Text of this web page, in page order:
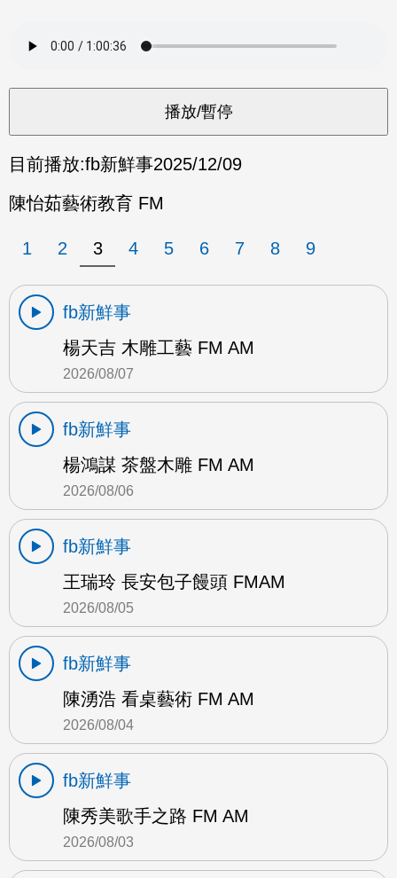
目前播放:fb新鮮事2025/12/09
陳怡茹藝術教育 FM
1 2 3 4 5 6 7 8 9
fb新鮮事
楊天吉 木雕工藝 FM AM
2026/08/07
fb新鮮事
楊鴻謀 茶盤木雕 FM AM
2026/08/06
fb新鮮事
王瑞玲 長安包子饅頭 FMAM
2026/08/05
fb新鮮事
陳湧浩 看桌藝術 FM AM
2026/08/04
fb新鮮事
陳秀美歌手之路 FM AM
2026/08/03